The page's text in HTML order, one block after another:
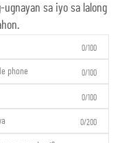
sa iyo sa lalong
0/100
0/100
0/100
0/200